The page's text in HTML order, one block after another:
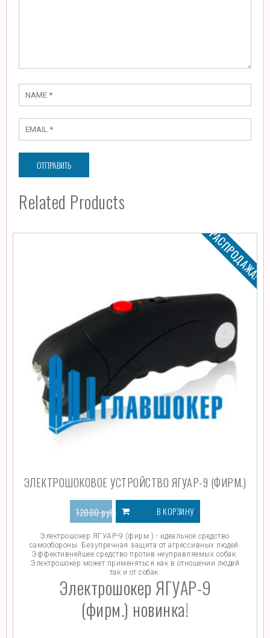
Related Products
РАСПРОДАЖА!
ЭЛЕКТРОШОКОВОЕ УСТРОЙСТВО ЯГУАР-9 (ФИРМ.)
12000руб.
7679руб.
В КОРЗИНУ
Электрошокер ЯГУАР-9 (фирм.) - идеальное средство
самообороны. Безупречная защита от агрессивных людей.
Эффективнейшее средство против неуправляемых собак.
Электрошокер может применяться как в отношении людей
так и от собак.
Электрошокер ЯГУАР-9
(фирм.) новинка!